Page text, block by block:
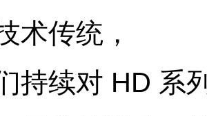
术传统，
持续对 HD 系